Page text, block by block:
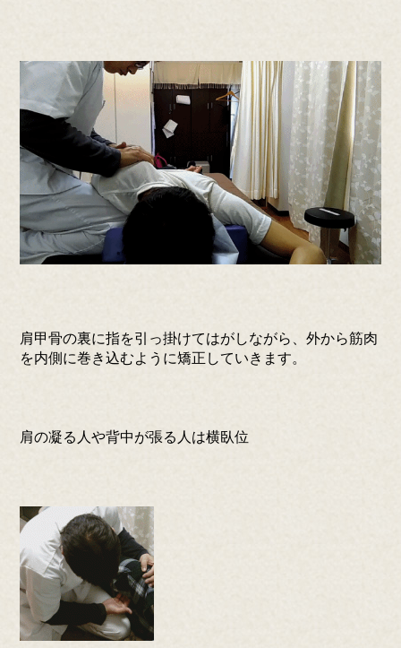
肩甲骨の裏に指を引っ掛けてはがしながら、外から筋肉
を内側に巻き込むように矯正していきます。
肩の凝る人や背中が張る人は横臥位